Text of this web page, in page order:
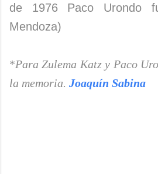
de 1976 Paco Urondo
Mendoza)
*Para Zulema Katz y Paco
la memoria. Joaquín Sabina